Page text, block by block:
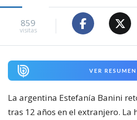
859
visitas
VER RESUMEN
La argentina Estefanía Banini
tras 12 años en el extranjero.